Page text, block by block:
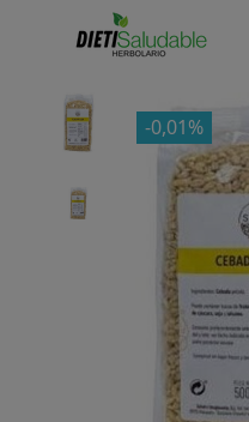
-0,01%